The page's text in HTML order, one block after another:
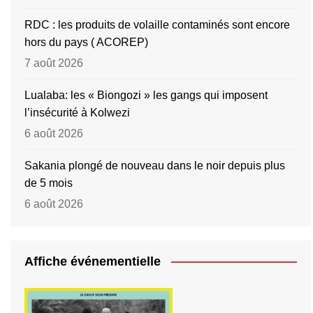
RDC : les produits de volaille contaminés sont encore
hors du pays ( ACOREP)
7 août 2026
Lualaba: les « Biongozi » les gangs qui imposent
l’insécurité à Kolwezi
6 août 2026
Sakania plongé de nouveau dans le noir depuis plus
de 5 mois
6 août 2026
Affiche événementielle